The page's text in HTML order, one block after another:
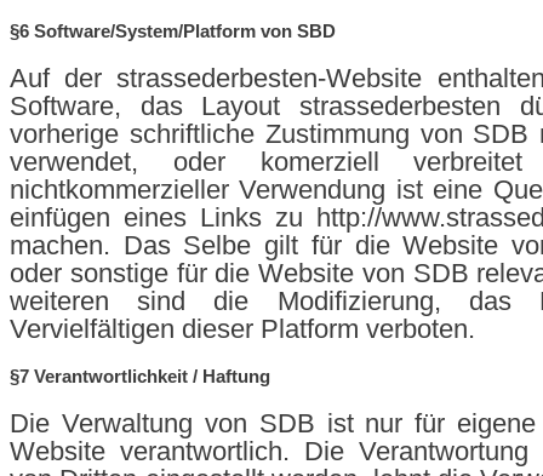
§6 Software/System/Platform von SBD
Auf der strassederbesten-Website
Software, das Layout strassederbesten
vorherige schriftliche Zustimmung von SDB
verwendet, oder komerziell
nichtkommerzieller Verwendung ist eine
einfügen eines Links zu http://
machen. Das Selbe gilt für die Website
oder sonstige für die Website von SDB
weiteren sind die Modifizierung, das
Vervielfältigen dieser Platform verboten.
§7 Verantwortlichkeit / Haftung
Die Verwaltung von SDB ist nur für
Website verantwortlich. Die